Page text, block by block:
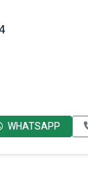
WHATSAPP